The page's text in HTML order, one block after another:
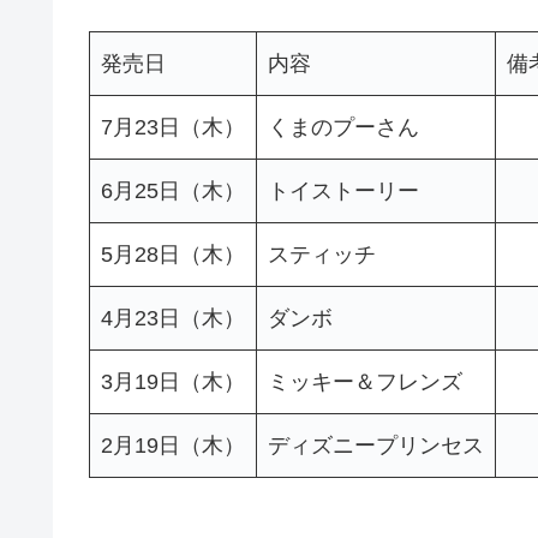
発売日 内容 備
7月23日（木） くまのプーさん
6月25日（木） トイストーリー
5月28日（木） スティッチ
4月23日（木） ダンボ
3月19日（木） ミッキー＆フレンズ
2月19日（木） ディズニープリンセス